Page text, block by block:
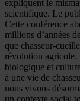
expliquent le
scientifique. Le
Cette conférence
millions d’années
que chasseur-
révolution agricole.
biologique et
à une vie de
nous vivons
un contexte social